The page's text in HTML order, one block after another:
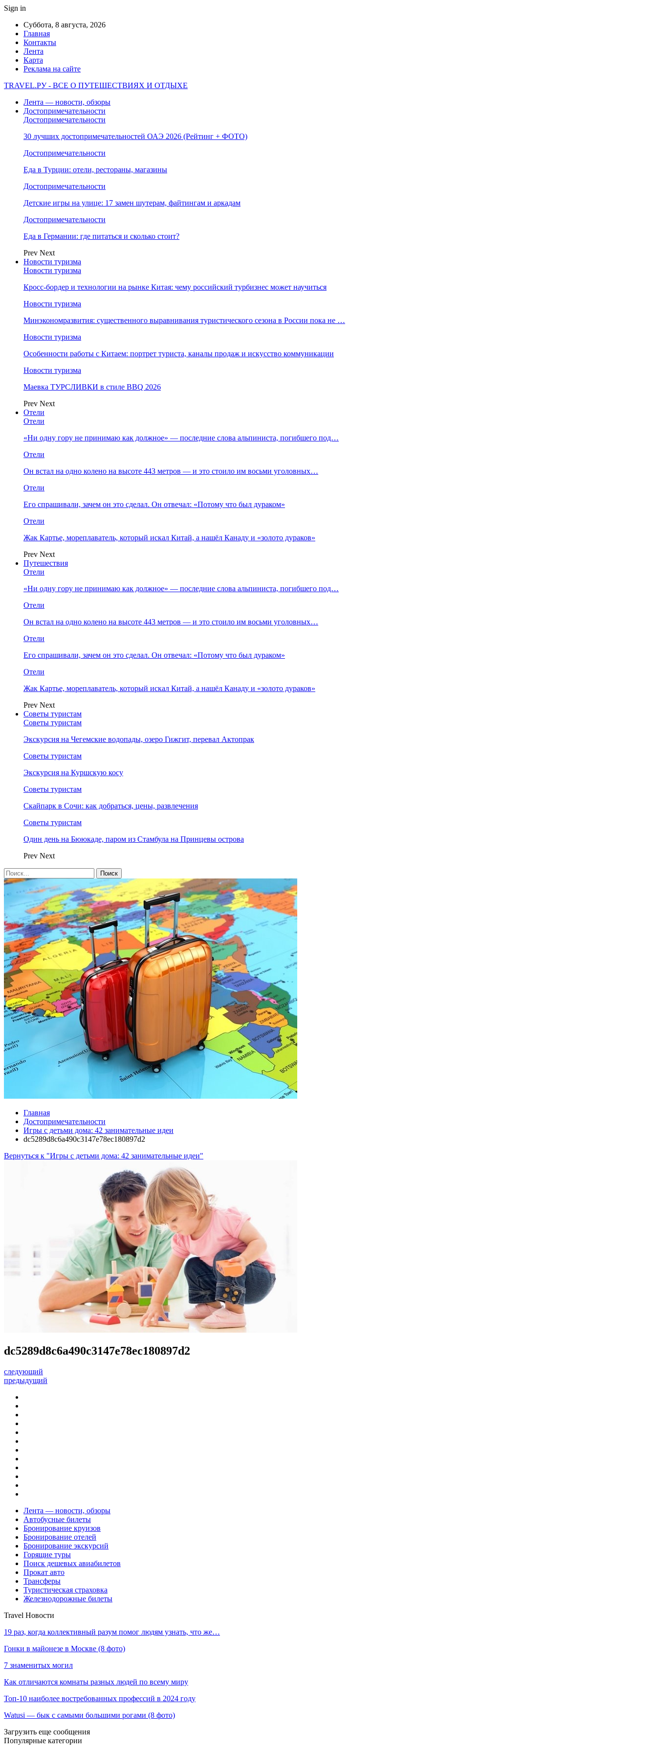
Sign in
Суббота, 8 августа, 2026
Главная
Контакты
Лента
Карта
Реклама на сайте
TRAVEL.РУ - ВСЕ О ПУТЕШЕСТВИЯХ И ОТДЫХЕ
Лента — новости, обзоры
Достопримечательности
Достопримечательности
30 лучших достопримечательностей ОАЭ 2026 (Рейтинг + ФОТО)
Достопримечательности
Еда в Турции: отели, рестораны, магазины
Достопримечательности
Детские игры на улице: 17 замен шутерам, файтингам и аркадам
Достопримечательности
Еда в Германии: где питаться и сколько стоит?
Prev Next
Новости туризма
Новости туризма
Кросс-бордер и технологии на рынке Китая: чему российский турбизнес может научиться
Новости туризма
Минэкономразвития: существенного выравнивания туристического сезона в России пока не …
Новости туризма
Особенности работы с Китаем: портрет туриста, каналы продаж и искусство коммуникации
Новости туризма
Маевка ТУРСЛИВКИ в стиле BBQ 2026
Prev Next
Отели
Отели
«Ни одну гору не принимаю как должное» — последние слова альпиниста, погибшего под…
Отели
Он встал на одно колено на высоте 443 метров — и это стоило им восьми уголовных…
Отели
Его спрашивали, зачем он это сделал. Он отвечал: «Потому что был дураком»
Отели
Жак Картье, мореплаватель, который искал Китай, а нашёл Канаду и «золото дураков»
Prev Next
Путешествия
Отели
«Ни одну гору не принимаю как должное» — последние слова альпиниста, погибшего под…
Отели
Он встал на одно колено на высоте 443 метров — и это стоило им восьми уголовных…
Отели
Его спрашивали, зачем он это сделал. Он отвечал: «Потому что был дураком»
Отели
Жак Картье, мореплаватель, который искал Китай, а нашёл Канаду и «золото дураков»
Prev Next
Советы туристам
Советы туристам
Экскурсия на Чегемские водопады, озеро Гижгит, перевал Актопрак
Советы туристам
Экскурсия на Куршскую косу
Советы туристам
Скайпарк в Сочи: как добраться, цены, развлечения
Советы туристам
Один день на Бююкаде, паром из Стамбула на Принцевы острова
Prev Next
Главная
Достопримечательности
Игры с детьми дома: 42 занимательные идеи
dc5289d8c6a490c3147e78ec180897d2
Вернуться к "Игры с детьми дома: 42 занимательные идеи"
dc5289d8c6a490c3147e78ec180897d2
следующий
предыдущий
Лента — новости, обзоры
Автобусные билеты
Бронирование круизов
Бронирование отелей
Бронирование экскурсий
Горящие туры
Поиск дешевых авиабилетов
Прокат авто
Трансферы
Туристическая страховка
Железнодорожные билеты
Travel Новости
19 раз, когда коллективный разум помог людям узнать, что же…
Гонки в майонезе в Москве (8 фото)
7 знаменитых могил
Как отличаются комнаты разных людей по всему миру
Топ-10 наиболее востребованных профессий в 2024 году
Watusi — бык с самыми большими рогами (8 фото)
Загрузить еще сообщения
Популярные категории